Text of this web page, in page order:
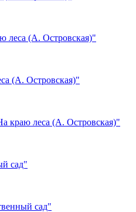
леса (А. Островская)"
(А. Островская)"
краю леса (А. Островская)"
сад"
сад"